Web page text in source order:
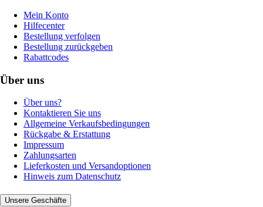
Mein Konto
Hilfecenter
Bestellung verfolgen
Bestellung zurückgeben
Rabattcodes
Über uns
Über uns?
Kontaktieren Sie uns
Allgemeine Verkaufsbedingungen
Rückgabe & Erstattung
Impressum
Zahlungsarten
Lieferkosten und Versandoptionen
Hinweis zum Datenschutz
Unsere Geschäfte